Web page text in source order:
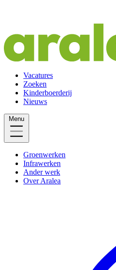
Vacatures
Zoeken
Kinderboerderij
Nieuws
Menu
Groenwerken
Infrawerken
Ander werk
Over Aralea